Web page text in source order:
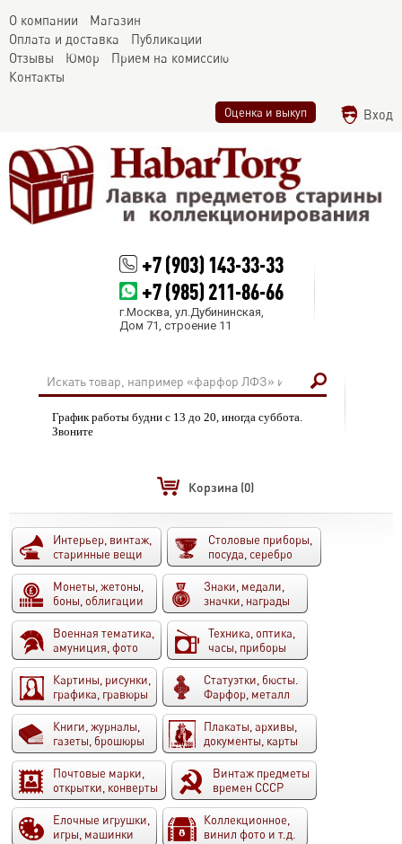
О компании
Магазин
Оплата и доставка
Публикации
Отзывы
Юмор
Прием на комиссию
Контакты
Оценка и выкуп Вход
+7 (903) 143-33-33
+7 (985) 211-86-66
г.Москва, ул.Дубининская,
Дом 71, строение 11
График работы будни с 13 до 20, иногда суббота.
Звоните
Корзина (0)
Интерьер, винтаж,
старинные вещи
Столовые приборы,
посуда, серебро
Монеты, жетоны,
боны, облигации
Знаки, медали,
значки, награды
Военная тематика,
амуниция, фото
Техника, оптика,
часы, приборы
Картины, рисунки,
графика, гравюры
Статуэтки, бюсты.
Фарфор, металл
Книги, журналы,
газеты, брошюры
Плакаты, архивы,
документы, карты
Почтовые марки,
открытки, конверты
Винтаж предметы
времен СССР
Елочные игрушки,
игры, машинки
Коллекционное,
винил фото и т.д.